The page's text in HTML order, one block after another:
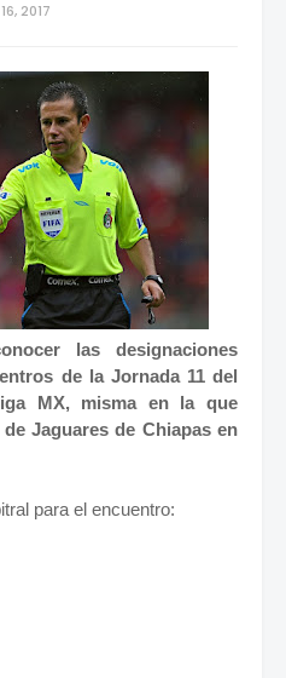
2017
las designaciones
de la Jornada 11 del
MX, misma en la que
Jaguares de Chiapas en
para el encuentro: